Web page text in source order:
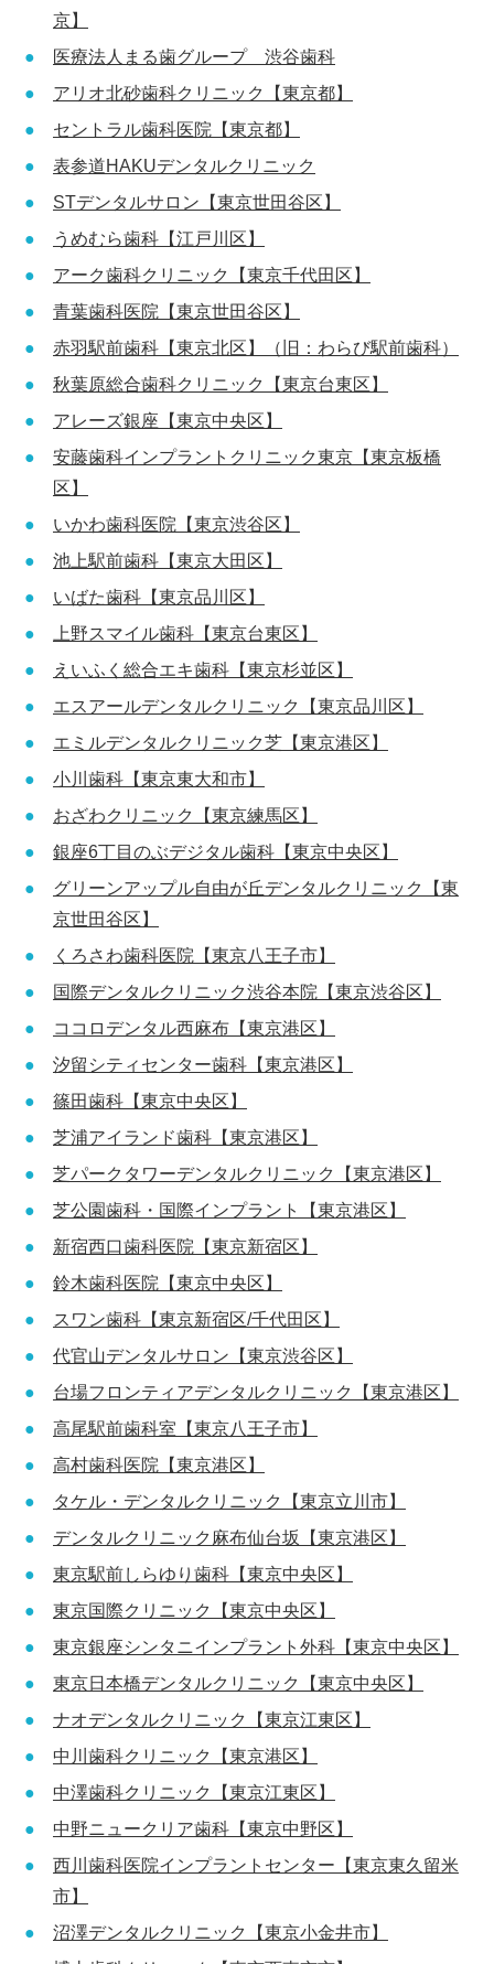
京】
医療法人まる歯グループ 渋谷歯科
アリオ北砂歯科クリニック【東京都】
セントラル歯科医院【東京都】
表参道HAKUデンタルクリニック
STデンタルサロン【東京世田谷区】
うめむら歯科【江戸川区】
アーク歯科クリニック【東京千代田区】
青葉歯科医院【東京世田谷区】
赤羽駅前歯科【東京北区】（旧：わらび駅前歯科）
秋葉原総合歯科クリニック【東京台東区】
アレーズ銀座【東京中央区】
安藤歯科インプラントクリニック東京【東京板橋
区】
いかわ歯科医院【東京渋谷区】
池上駅前歯科【東京大田区】
いばた歯科【東京品川区】
上野スマイル歯科【東京台東区】
えいふく総合エキ歯科【東京杉並区】
エスアールデンタルクリニック【東京品川区】
エミルデンタルクリニック芝【東京港区】
小川歯科【東京東大和市】
おざわクリニック【東京練馬区】
銀座6丁目のぶデジタル歯科【東京中央区】
グリーンアップル自由が丘デンタルクリニック【東
京世田谷区】
くろさわ歯科医院【東京八王子市】
国際デンタルクリニック渋谷本院【東京渋谷区】
ココロデンタル西麻布【東京港区】
汐留シティセンター歯科【東京港区】
篠田歯科【東京中央区】
芝浦アイランド歯科【東京港区】
芝パークタワーデンタルクリニック【東京港区】
芝公園歯科・国際インプラント【東京港区】
新宿西口歯科医院【東京新宿区】
鈴木歯科医院【東京中央区】
スワン歯科【東京新宿区/千代田区】
代官山デンタルサロン【東京渋谷区】
台場フロンティアデンタルクリニック【東京港区】
高尾駅前歯科室【東京八王子市】
高村歯科医院【東京港区】
タケル・デンタルクリニック【東京立川市】
デンタルクリニック麻布仙台坂【東京港区】
東京駅前しらゆり歯科【東京中央区】
東京国際クリニック【東京中央区】
東京銀座シンタニインプラント外科【東京中央区】
東京日本橋デンタルクリニック【東京中央区】
ナオデンタルクリニック【東京江東区】
中川歯科クリニック【東京港区】
中澤歯科クリニック【東京江東区】
中野ニュークリア歯科【東京中野区】
西川歯科医院インプラントセンター【東京東久留米
市】
沼澤デンタルクリニック【東京小金井市】